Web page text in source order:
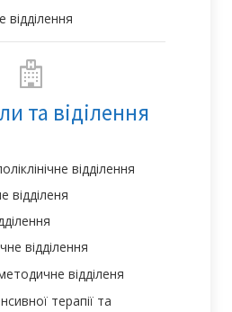
відділення
та віділення
відділення
відділеня
відділення
відділеня
терапії та